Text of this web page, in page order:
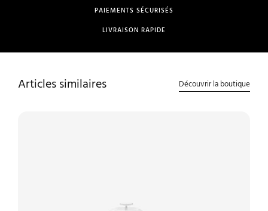
PAIEMENTS SÉCURISÉS
LIVRAISON RAPIDE
Articles similaires Découvrir la boutique